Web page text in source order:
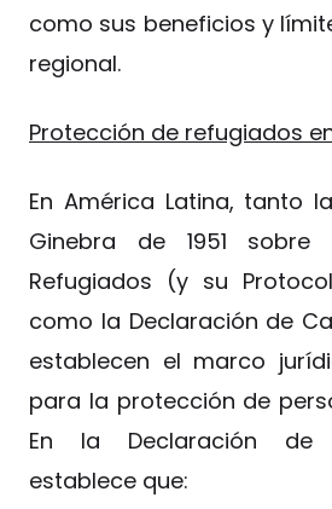
como sus beneficios y
regional.
Protección de refugiados
En América Latina, tanto
Ginebra de 1951
Refugiados (y su
como la Declaración de
establecen el marco
para la protección de
En la Declaración de
establece que: